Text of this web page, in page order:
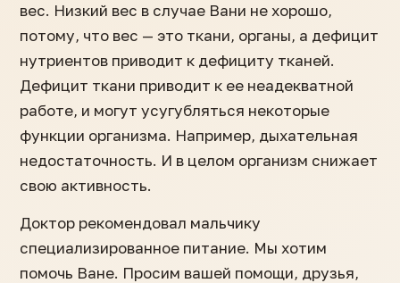
вес. Низкий вес в случае Вани не хорошо,
потому, что вес — это ткани, органы, а дефицит
нутриентов приводит к дефициту тканей.
Дефицит ткани приводит к ее неадекватной
работе, и могут усугубляться некоторые
функции организма. Например, дыхательная
недостаточность. И в целом организм снижает
свою активность.
Доктор рекомендовал мальчику
специализированное питание. Мы хотим
помочь Ване. Просим вашей помощи, друзья,